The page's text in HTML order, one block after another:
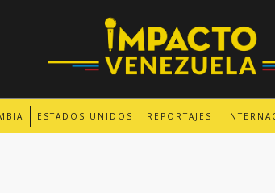
ESTADOS UNIDOS REPORTAJES